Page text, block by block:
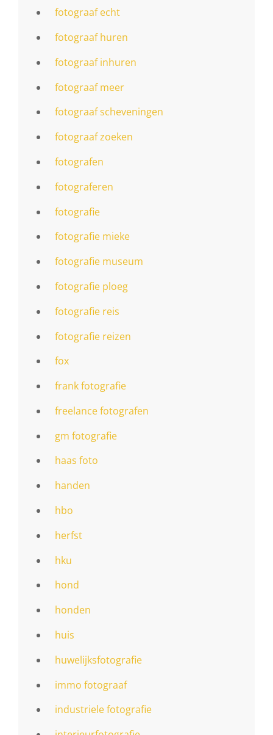
fotograaf echt
fotograaf huren
fotograaf inhuren
fotograaf meer
fotograaf scheveningen
fotograaf zoeken
fotografen
fotograferen
fotografie
fotografie mieke
fotografie museum
fotografie ploeg
fotografie reis
fotografie reizen
fox
frank fotografie
freelance fotografen
gm fotografie
haas foto
handen
hbo
herfst
hku
hond
honden
huis
huwelijksfotografie
immo fotograaf
industriele fotografie